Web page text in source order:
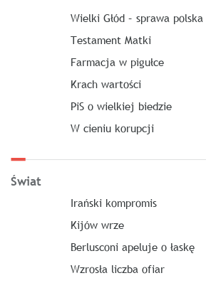
Wielki Głód – sprawa polska
Testament Matki
Farmacja w pigułce
Krach wartości
PiS o wielkiej biedzie
W cieniu korupcji
Świat
Irański kompromis
Kijów wrze
Berlusconi apeluje o łaskę
Wzrosła liczba ofiar